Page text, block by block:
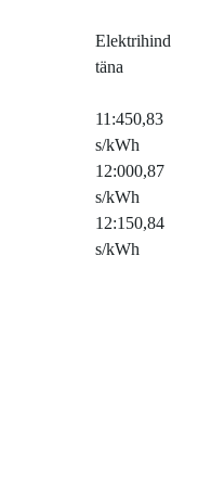
Elektrihind
täna
11:450,83
s/kWh
12:000,87
s/kWh
12:150,84
s/kWh